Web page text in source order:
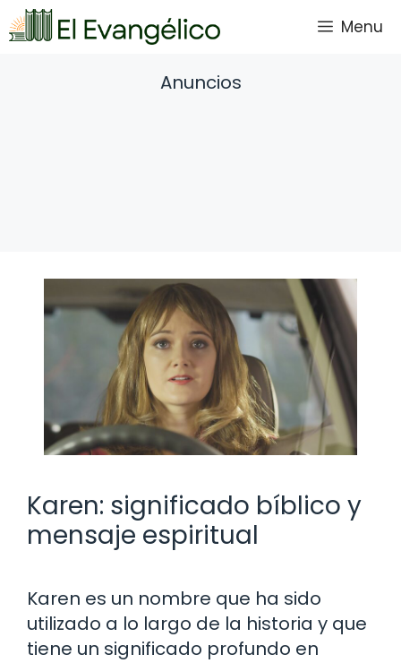
Saltar
al
Menu
Anuncios
Karen: significado bíblico y
mensaje espiritual
Karen es un nombre que ha sido
utilizado a lo largo de la historia y que
tiene un significado profundo en